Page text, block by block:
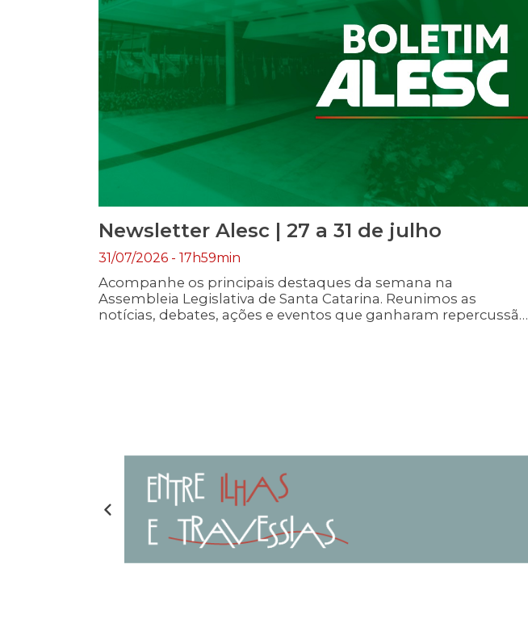
Newsletter Alesc | 27 a 31 de julho
31/07/2026 - 17h59min
Acompanhe os principais destaques da semana na
Assembleia Legislativa de Santa Catarina. Reunimos as
notícias, debates, ações e eventos que ganharam repercussão